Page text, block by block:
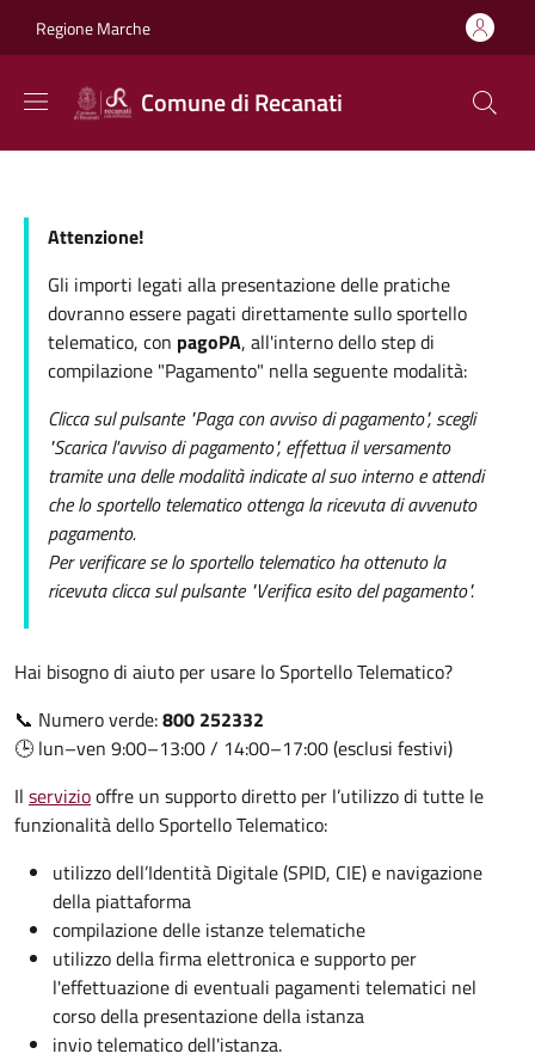
Regione Marche
Comune di Recanati
Attenzione!
Gli importi legati alla presentazione delle pratiche
dovranno essere pagati direttamente sullo sportello
telematico, con pagoPA, all'interno dello step di
compilazione "Pagamento" nella seguente modalità:
Clicca sul pulsante "Paga con avviso di pagamento", scegli
"Scarica l'avviso di pagamento", effettua il versamento
tramite una delle modalità indicate al suo interno e attendi
che lo sportello telematico ottenga la ricevuta di avvenuto
pagamento.
Per verificare se lo sportello telematico ha ottenuto la
ricevuta clicca sul pulsante "Verifica esito del pagamento".
Hai bisogno di aiuto per usare lo Sportello Telematico?
📞 Numero verde:800 252332
🕒 lun–ven 9:00–13:00 / 14:00–17:00 (esclusi festivi)
Il serviziooffre un supporto diretto per l’utilizzo di tutte le
funzionalità dello Sportello Telematico:
utilizzo dell’Identità Digitale (SPID, CIE) e navigazione
della piattaforma
compilazione delle istanze telematiche
utilizzo della firma elettronica e supporto per
l'effettuazione di eventuali pagamenti telematici nel
corso della presentazione della istanza
invio telematico dell'istanza.